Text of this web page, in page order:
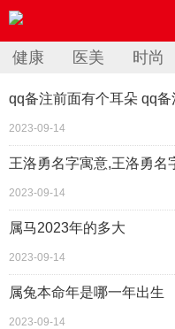
健康 医美 时尚
qq备注前面有个耳朵 qq
2023-09-14
王洛勇名字寓意,王洛勇名
2023-09-14
属马2023年的多大
2023-09-14
属兔本命年是哪一年出生
2023-09-14